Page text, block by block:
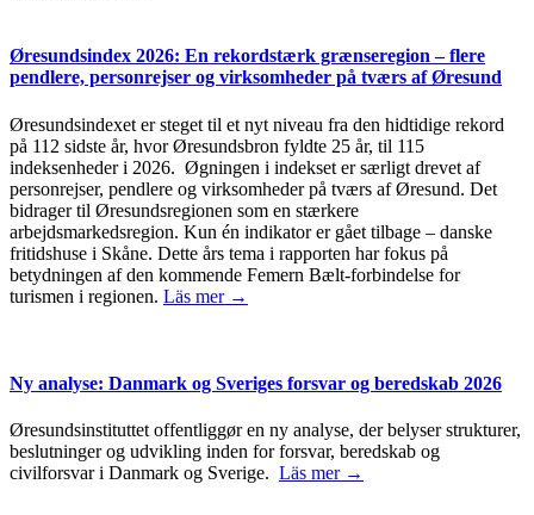
Øresundsindex 2026: En rekordstærk grænseregion – flere
pendlere, personrejser og virksomheder på tværs af Øresund
Øresundsindexet er steget til et nyt niveau fra den hidtidige rekord
på 112 sidste år, hvor Øresundsbron fyldte 25 år, til 115
indeksenheder i 2026. Øgningen i indekset er særligt drevet af
personrejser, pendlere og virksomheder på tværs af Øresund. Det
bidrager til Øresundsregionen som en stærkere
arbejdsmarkedsregion. Kun én indikator er gået tilbage – danske
fritidshuse i Skåne. Dette års tema i rapporten har fokus på
betydningen af den kommende Femern Bælt-forbindelse for
turismen i regionen. Läs mer →
Ny analyse: Danmark og Sveriges forsvar og beredskab 2026
Øresundsinstituttet offentliggør en ny analyse, der belyser strukturer,
beslutninger og udvikling inden for forsvar, beredskab og
civilforsvar i Danmark og Sverige. Läs mer →